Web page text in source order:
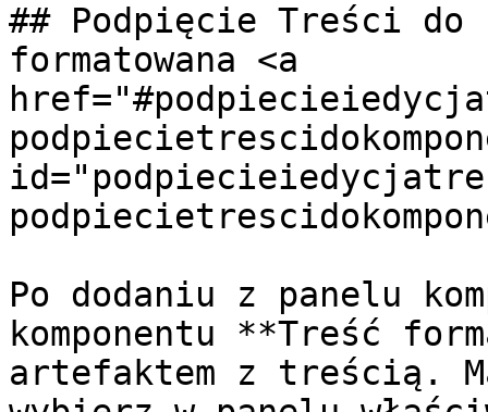
## Podpięcie Treści do
formatowana <a
Po dodaniu z panelu
komponentu **Treść
artefaktem z treścią.